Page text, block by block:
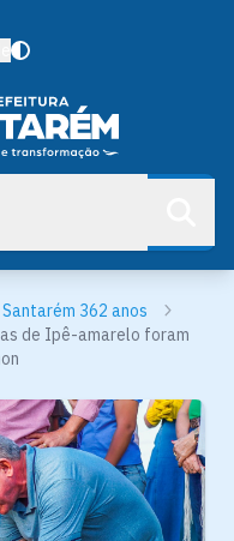
Santarém 362 anos
de Ipê-amarelo foram